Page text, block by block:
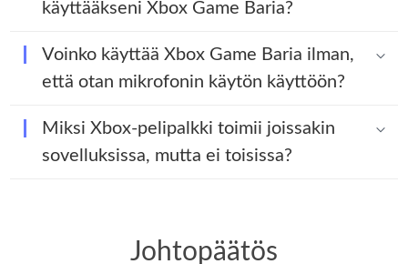
käyttääkseni Xbox Game Baria?
Voinko käyttää Xbox Game Baria ilman,
että otan mikrofonin käytön käyttöön?
Miksi Xbox-pelipalkki toimii joissakin
sovelluksissa, mutta ei toisissa?
Johtopäätös